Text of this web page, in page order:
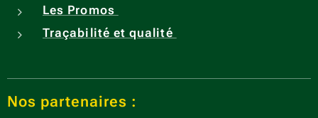
Les Promos
Traçabilité et qualité
Nos partenaires :